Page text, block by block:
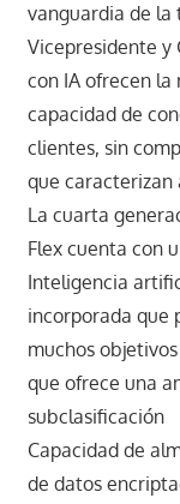
vanguardia de la
Vicepresidente y
con IA ofrecen la
capacidad de
clientes, sin
que caracterizan
La cuarta
Flex cuenta con
Inteligencia
incorporada que
muchos
que ofrece una
subclasificación
Capacidad de
de datos